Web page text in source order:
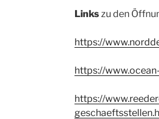
Links zu den
https://
https://
https://